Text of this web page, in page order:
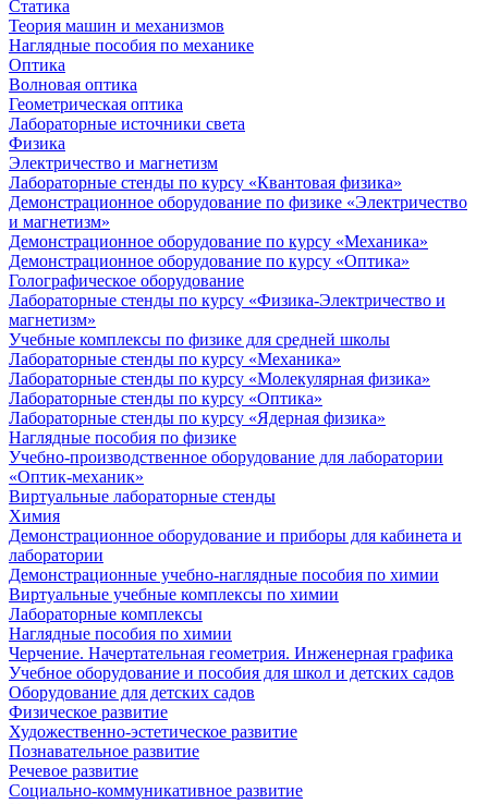
Статика
Теория машин и механизмов
Наглядные пособия по механике
Оптика
Волновая оптика
Геометрическая оптика
Лабораторные источники света
Физика
Электричество и магнетизм
Лабораторные стенды по курсу «Квантовая физика»
Демонстрационное оборудование по физике «Электричество
и магнетизм»
Демонстрационное оборудование по курсу «Механика»
Демонстрационное оборудование по курсу «Оптика»
Голографическое оборудование
Лабораторные стенды по курсу «Физика-Электричество и
магнетизм»
Учебные комплексы по физике для средней школы
Лабораторные стенды по курсу «Механика»
Лабораторные стенды по курсу «Молекулярная физика»
Лабораторные стенды по курсу «Оптика»
Лабораторные стенды по курсу «Ядерная физика»
Наглядные пособия по физике
Учебно-производственное оборудование для лаборатории
«Оптик-механик»
Виртуальные лабораторные стенды
Химия
Демонстрационное оборудование и приборы для кабинета и
лаборатории
Демонстрационные учебно-наглядные пособия по химии
Виртуальные учебные комплексы по химии
Лабораторные комплексы
Наглядные пособия по химии
Черчение. Начертательная геометрия. Инженерная графика
Учебное оборудование и пособия для школ и детских садов
Оборудование для детских садов
Физическое развитие
Художественно-эстетическое развитие
Познавательное развитие
Речевое развитие
Социально-коммуникативное развитие